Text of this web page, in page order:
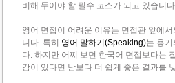
비해 두어야 할 필수 코스가 되고 있습니
영어 면접이 어려운 이유는 면접관 앞에
니다. 특히 영어 말하기(Speaking)는 용기
다. 하지만 어찌 보면 한국어 면접보다는
감이 있다면 남보다 더 쉽게 좋은 결과를